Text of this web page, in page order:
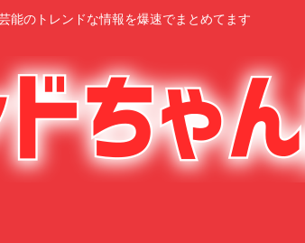
能のトレンドな情報を爆速でまとめてます